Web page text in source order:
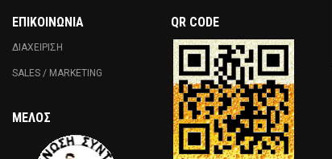
ΕΠΙΚΟΙΝΩΝΊΑ
ΔΙΑΧΕΙΡΙΣΗ
SALES / MARKETING
ΜΈΛΟΣ
QR CODE